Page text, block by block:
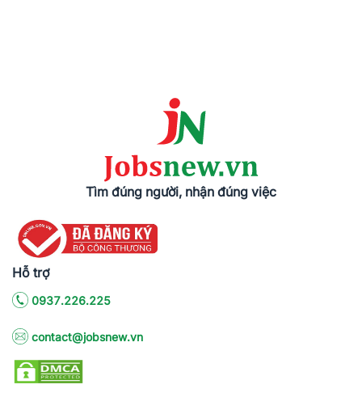
Tìm đúng người, nhận đúng việc
Hỗ trợ
0937.226.225
contact@jobsnew.vn